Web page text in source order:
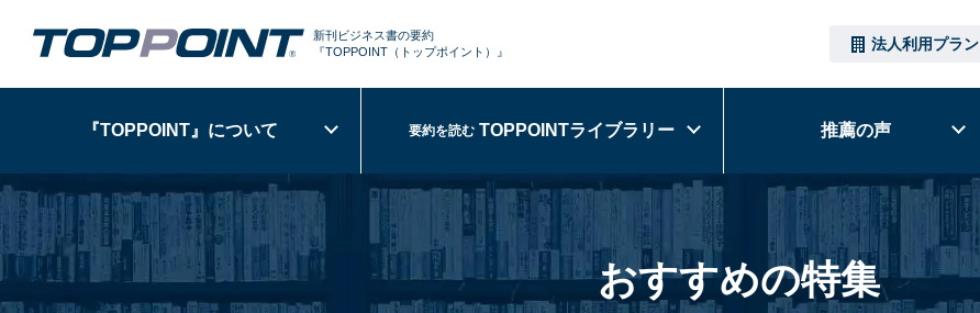
新刊ビジネス書の要約
『TOPPOINT （トップポイント）』 法人利用プラン
『TOPPOINT』 について 要約を読む TOPPOINTライブラリー 推薦の声
おすすめの特集